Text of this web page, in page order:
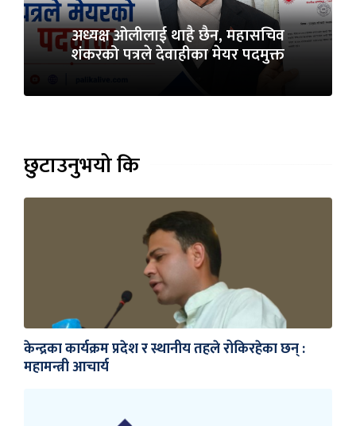
अध्यक्ष ओलीलाई थाहै छैन, महासचिव
शंकरको पत्रले देवाहीका मेयर पदमुक्त
छुटाउनुभयो कि
केन्द्रका कार्यक्रम प्रदेश र स्थानीय तहले रोकिरहेका छन् :
महामन्त्री आचार्य